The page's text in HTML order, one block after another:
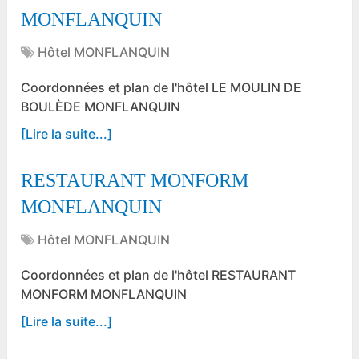
MONFLANQUIN
Hôtel MONFLANQUIN
Coordonnées et plan de l'hôtel LE MOULIN DE
BOULÈDE MONFLANQUIN
[Lire la suite...]
RESTAURANT MONFORM
MONFLANQUIN
Hôtel MONFLANQUIN
Coordonnées et plan de l'hôtel RESTAURANT
MONFORM MONFLANQUIN
[Lire la suite...]